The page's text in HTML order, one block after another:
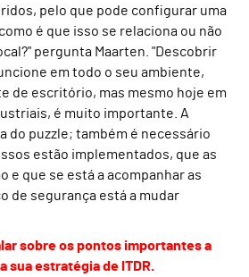
pelo que pode configurar uma
é que isso se relaciona ou não
pergunta Maarten. "Descobrir
em todo o seu ambiente,
de escritório, mas mesmo hoje em
é muito importante. A
do puzzle; também é necessário
estão implementados, que as
e que se está a acompanhar as
de segurança está a mudar
sobre os pontos importantes a
sua estratégia de ITDR.